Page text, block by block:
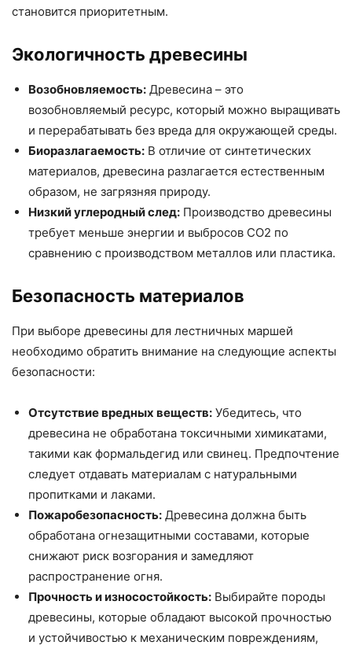
становится приоритетным.
Экологичность древесины
Возобновляемость: Древесина – это
возобновляемый ресурс, который можно выращивать
и перерабатывать без вреда для окружающей среды.
Биоразлагаемость: В отличие от синтетических
материалов, древесина разлагается естественным
образом, не загрязняя природу.
Низкий углеродный след: Производство древесины
требует меньше энергии и выбросов CO2 по
сравнению с производством металлов или пластика.
Безопасность материалов
При выборе древесины для лестничных маршей
необходимо обратить внимание на следующие аспекты
безопасности:
Отсутствие вредных веществ: Убедитесь, что
древесина не обработана токсичными химикатами,
такими как формальдегид или свинец. Предпочтение
следует отдавать материалам с натуральными
пропитками и лаками.
Пожаробезопасность: Древесина должна быть
обработана огнезащитными составами, которые
снижают риск возгорания и замедляют
распространение огня.
Прочность и износостойкость: Выбирайте породы
древесины, которые обладают высокой прочностью
и устойчивостью к механическим повреждениям,